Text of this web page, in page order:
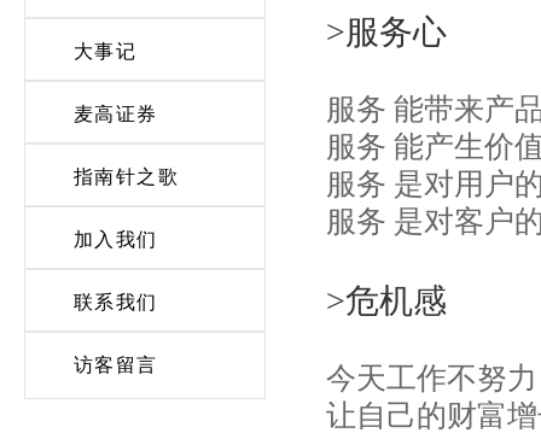
大事记
麦高证券
指南针之歌
加入我们
联系我们
访客留言
>服务心
服务 能带来产
服务 能产生价
服务 是对用户
服务 是对客户
>危机感
今天工作不努
让自己的财富